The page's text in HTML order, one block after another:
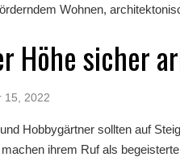
Wohnen,
Höhe sicher
15, 2022
Hobbygärtner sollten auf
ihrem Ruf als